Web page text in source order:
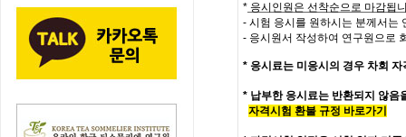
* 응시인원은 선착순으로 마감됩
- 시험 응시를 원하시는 분께서는
- 응시원서 작성하여 연구원으로
* 응시료는 미응시의 경우 차회
* 납부한 응시료는 반환되지 않
자격시험 환불 규정 바로가기